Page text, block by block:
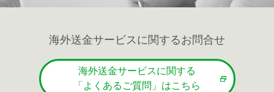
海外送金サービスに関するお問合せ
海外送金サービスに関する
「よくあるご質問」はこちら